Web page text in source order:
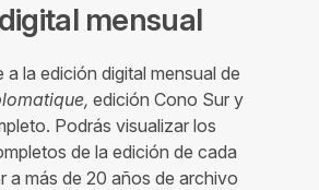
mensual
la edición digital mensual de
edición Cono Sur y
Podrás visualizar los
de la edición de cada
a más de 20 años de archivo